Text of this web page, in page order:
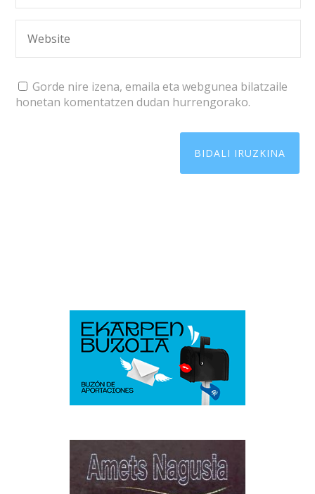
Gorde nire izena, emaila eta webgunea bilatzaile
honetan komentatzen dudan hurrengorako.